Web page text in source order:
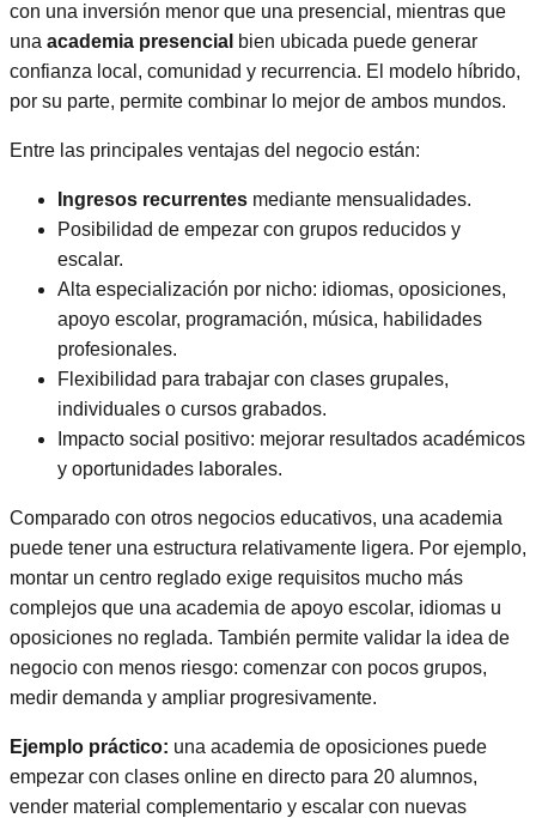
con una inversión menor que una presencial, mientras que
una academia presencial bien ubicada puede generar
confianza local, comunidad y recurrencia. El modelo híbrido,
por su parte, permite combinar lo mejor de ambos mundos.
Entre las principales ventajas del negocio están:
Ingresos recurrentes mediante mensualidades.
Posibilidad de empezar con grupos reducidos y
escalar.
Alta especialización por nicho: idiomas, oposiciones,
apoyo escolar, programación, música, habilidades
profesionales.
Flexibilidad para trabajar con clases grupales,
individuales o cursos grabados.
Impacto social positivo: mejorar resultados académicos
y oportunidades laborales.
Comparado con otros negocios educativos, una academia
puede tener una estructura relativamente ligera. Por ejemplo,
montar un centro reglado exige requisitos mucho más
complejos que una academia de apoyo escolar, idiomas u
oposiciones no reglada. También permite validar la idea de
negocio con menos riesgo: comenzar con pocos grupos,
medir demanda y ampliar progresivamente.
Ejemplo práctico: una academia de oposiciones puede
empezar con clases online en directo para 20 alumnos,
vender material complementario y escalar con nuevas